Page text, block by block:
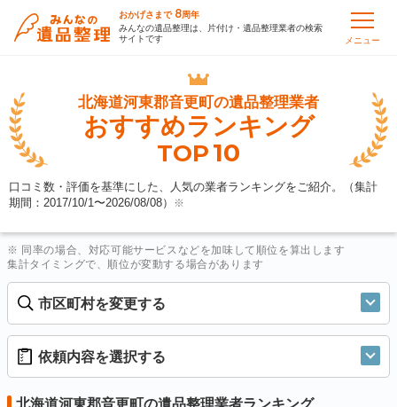
おかげさまで 8周年
みんなの遺品整理は、片付け・遺品整理業者の検索
サイトです
メニュー
北海道河東郡音更町の遺品整理業者
おすすめランキング
TOP10
口コミ数・評価を基準にした、人気の業者ランキングをご紹介。（集計
期間：2017/10/1〜2026/08/08） ※
※ 同率の場合、対応可能サービスなどを加味して順位を算出します
集計タイミングで、順位が変動する場合があります
市区町村を変更する
依頼内容を選択する
北海道河東郡音更町の遺品整理業者ランキング